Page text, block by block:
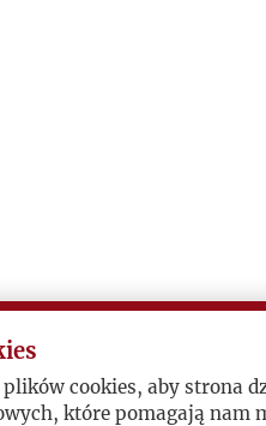
cookies, aby strona
które pomagają nam